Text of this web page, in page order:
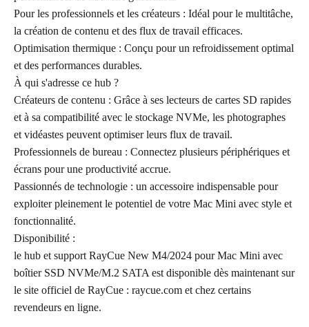
Pour les professionnels et les créateurs : Idéal pour le multitâche,
la création de contenu et des flux de travail efficaces.
Optimisation thermique : Conçu pour un refroidissement optimal
et des performances durables.
À qui s'adresse ce hub ?
Créateurs de contenu : Grâce à ses lecteurs de cartes SD rapides
et à sa compatibilité avec le stockage NVMe, les photographes
et vidéastes peuvent optimiser leurs flux de travail.
Professionnels de bureau : Connectez plusieurs périphériques et
écrans pour une productivité accrue.
Passionnés de technologie : un accessoire indispensable pour
exploiter pleinement le potentiel de votre Mac Mini avec style et
fonctionnalité.
Disponibilité :
le hub et support RayCue New M4/2024 pour Mac Mini avec
boîtier SSD NVMe/M.2 SATA est disponible dès maintenant sur
le site officiel de RayCue : raycue.com et chez certains
revendeurs en ligne.